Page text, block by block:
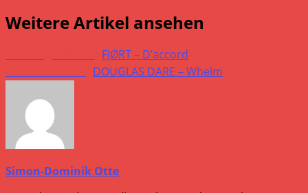
Weitere Artikel ansehen
FJØRT – D’accord
DOUGLAS DARE – Whelm
Simon-Dominik Otte